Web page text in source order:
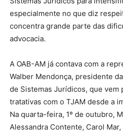
especialmente no que diz
concentra grande parte das
advocacia.
A OAB-AM já contava com a
Walber Mendonça, presidente
de Sistemas Jurídicos, que vem
tratativas com o TJAM desde a
Na quarta-feira, 1º de outubro,
Alessandra Contente, Carol